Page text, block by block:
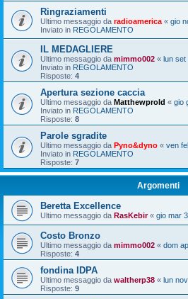
Ringraziamenti
Ultimo messaggio da radioamerica « gio
Inviato in REGOLAMENTO
IL MEDAGLIERE
Ultimo messaggio da mimmo002 « lun set
Inviato in REGOLAMENTO
Risposte: 4
Apertura sezione caccia
Ultimo messaggio da Matthewprold « gio
Inviato in REGOLAMENTO
Risposte: 8
Parole sgradite
Ultimo messaggio da Pyno&dyno « ven
Inviato in REGOLAMENTO
Risposte: 7
Argomenti
Beretta Excellence
Ultimo messaggio da RasKebir« gio mar
Costo Bronzo
Ultimo messaggio da mimmo002 « dom
Risposte: 4
fondina IDPA
Ultimo messaggio da waltherp38 « lun
Risposte: 9